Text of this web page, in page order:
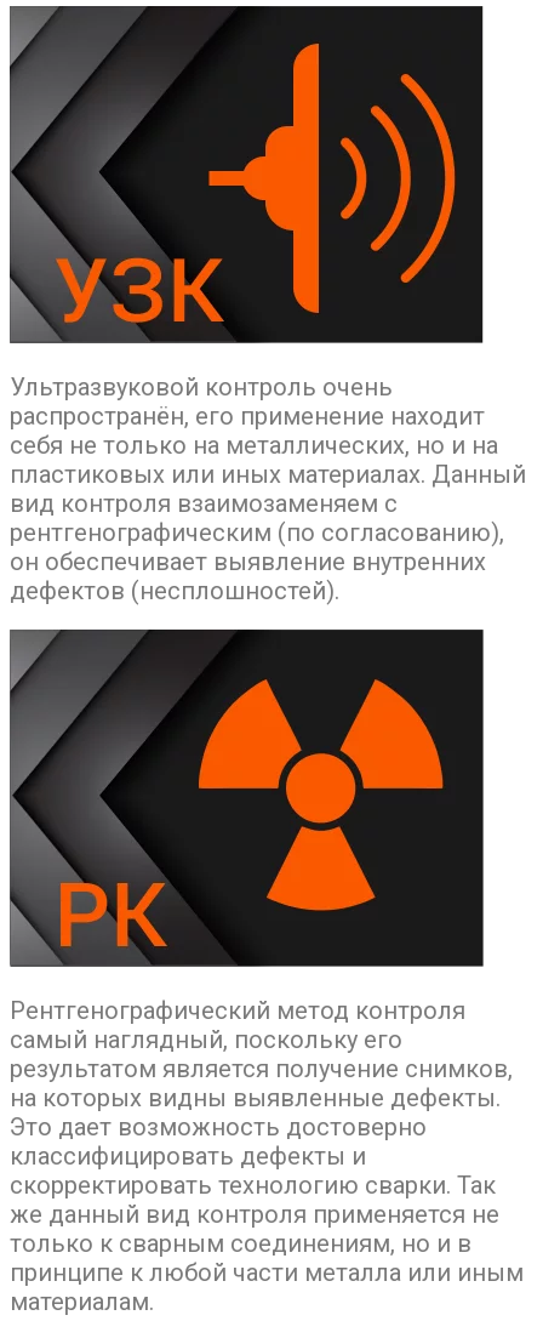
Ультразвуковой контроль очень
распространён, его применение находит
себя не только на металлических, но и на
пластиковых или иных материалах. Данный
вид контроля взаимозаменяем с
рентгенографическим (по согласованию),
он обеспечивает выявление внутренних
дефектов (несплошностей).
Рентгенографический метод контроля
самый наглядный, поскольку его
результатом является получение снимков,
на которых видны выявленные дефекты.
Это дает возможность достоверно
классифицировать дефекты и
скорректировать технологию сварки. Так
же данный вид контроля применяется не
только к сварным соединениям, но и в
принципе к любой части металла или иным
материалам.